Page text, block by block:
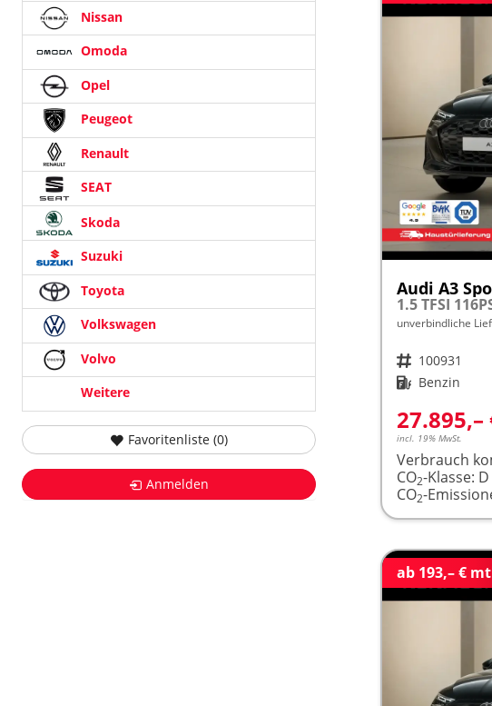
Audi A3
unverbindliche
Fahrzeugnr. 100931
Kraftstoff Benzin
27.895,–
incl. 19% MwSt.
Verbrauch
CO2-Klasse: D
CO2-
ab 193,– €
Nissan
Omoda
Opel
Peugeot
Renault
SEAT
Skoda
Suzuki
Toyota
Volkswagen
Volvo
Weitere
Favoritenliste (0)
Anmelden